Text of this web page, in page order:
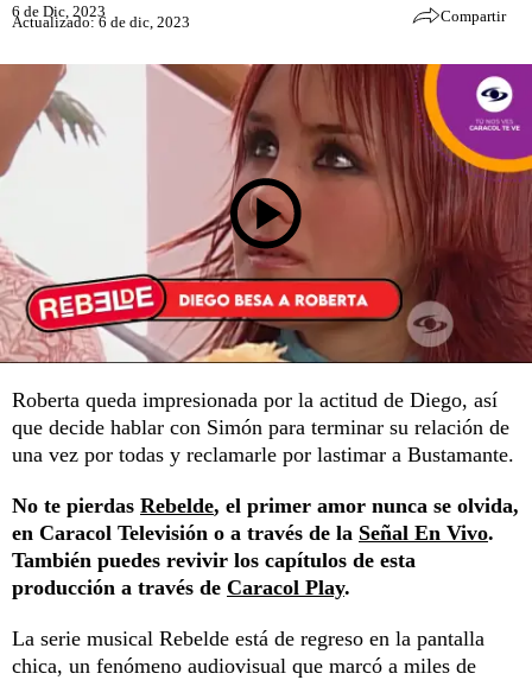
6 de Dic, 2023
Actualizado: 6 de dic, 2023 Compartir
Roberta queda impresionada por la actitud de Diego, así
que decide hablar con Simón para terminar su relación de
una vez por todas y reclamarle por lastimar a Bustamante.
No te pierdas Rebelde, el primer amor nunca se olvida,
en Caracol Televisión o a través de la Señal En Vivo.
También puedes revivir los capítulos de esta
producción a través de Caracol Play.
La serie musical Rebelde está de regreso en la pantalla
chica, un fenómeno audiovisual que marcó a miles de